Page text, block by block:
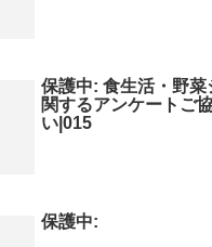
保護中: 食生活・野菜
関するアンケートご
い|015
保護中: